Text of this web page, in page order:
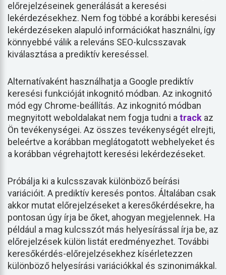
előrejelzéseinek generálását a keresési
lekérdezésekhez. Nem fog többé a korábbi keresési
lekérdezéseken alapuló információkat használni, így
könnyebbé válik a releváns SEO-kulcsszavak
kiválasztása a prediktív kereséssel.
Alternatívaként használhatja a Google prediktív
keresési funkcióját inkognitó módban. Az inkognitó
mód egy Chrome-beállítás. Az inkognitó módban
megnyitott weboldalakat nem fogja tudni atrack az
Ön tevékenységei. Az összes tevékenységét elrejti,
beleértve a korábban meglátogatott webhelyeket és
a korábban végrehajtott keresési lekérdezéseket.
Próbálja ki a kulcsszavak különböző beírási
variációit. A prediktív keresés pontos. Általában csak
akkor mutat előrejelzéseket a keresőkérdésekre, ha
pontosan úgy írja be őket, ahogyan megjelennek. Ha
például a mag kulcsszót más helyesírással írja be, az
előrejelzések külön listát eredményezhet. További
keresőkérdés-előrejelzésekhez kísérletezzen
különböző helyesírási variációkkal és szinonimákkal.